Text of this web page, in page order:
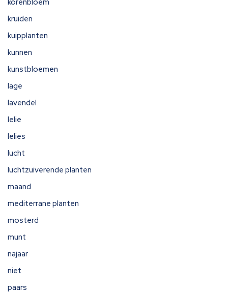
korenbloem
kruiden
kuipplanten
kunnen
kunstbloemen
lage
lavendel
lelie
lelies
lucht
luchtzuiverende planten
maand
mediterrane planten
mosterd
munt
najaar
niet
paars